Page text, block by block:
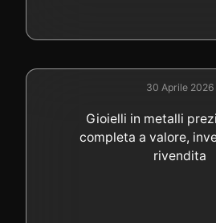
30 Aprile 2026
Gioielli in metalli
completa a valore,
rivendita